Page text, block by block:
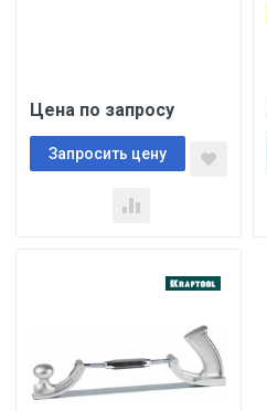
Цена по запросу
Запросить цену